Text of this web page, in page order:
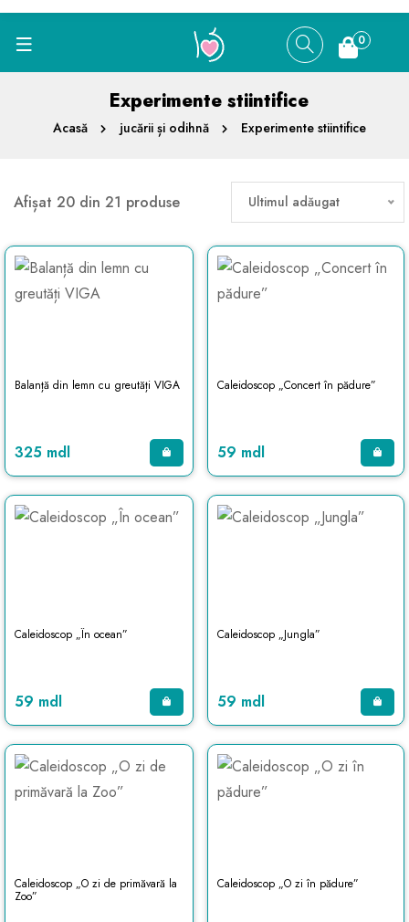
0
Experimente stiintifice
Acasă jucării și odihnă Experimente stiintifice
Afișat 20 din 21 produse Ultimul adăugat
Balanță din lemn cu greutăți VIGA
325 mdl
Caleidoscop „Concert în pădure”
59 mdl
Caleidoscop „În ocean”
59 mdl
Caleidoscop „Jungla”
59 mdl
Caleidoscop „O zi de primăvară la
Zoo”
Caleidoscop „O zi în pădure”